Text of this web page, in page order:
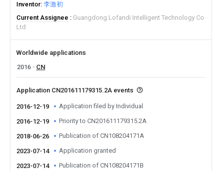
Inventor 李激初
Current Assignee
Guangdong Lofandi Intelligent Technology Co
Ltd
Worldwide applications
2016
CN
Application CN201611179315.2A events
2016-12-19 Application filed by Individual
2016-12-19 Priority to CN201611179315.2A
2018-06-26 Publication of CN108204171A
2023-07-14 Application granted
2023-07-14 Publication of CN108204171B